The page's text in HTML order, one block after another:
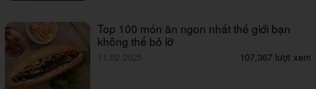
Top 100 món ăn ngon nhất thế giới bạn
không thể bỏ lỡ
11.02.2025 107,367 lượt xem